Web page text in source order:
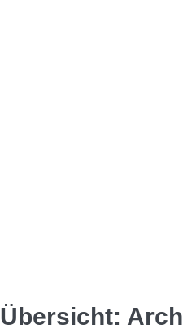
Übersicht: